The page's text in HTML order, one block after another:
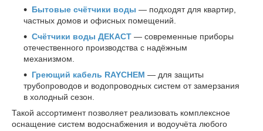
Бытовые счётчики воды — подходят для квартир,
частных домов и офисных помещений.
Счётчики воды ДЕКАСТ — современные приборы
отечественного производства с надёжным
механизмом.
Греющий кабель RAYCHEM — для защиты
трубопроводов и водопроводных систем от замерзания
в холодный сезон.
Такой ассортимент позволяет реализовать комплексное
оснащение систем водоснабжения и водоучёта любого